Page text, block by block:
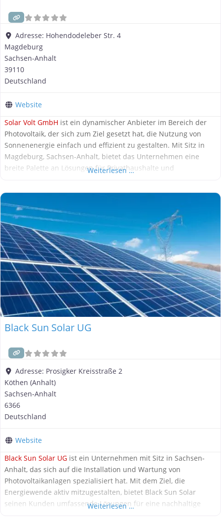
Adresse: Hohendodeleber Str. 4
Magdeburg
Sachsen-Anhalt
39110
Deutschland
Website
Solar Volt GmbH ist ein dynamischer Anbieter im Bereich der
Photovoltaik, der sich zum Ziel gesetzt hat, die Nutzung von
Sonnenenergie einfach und effizient zu gestalten. Mit Sitz in
Magdeburg, Sachsen-Anhalt, bietet das Unternehmen eine
breite Palette an Lösungen für Privathaushalte und
zu fördern. Was bietet Solar Volt? Komplettlösungen für
Photovoltaik: Solar Volt
Weiterlesen …
Black Sun Solar UG
Adresse: Prosigker Kreisstraße 2
Köthen (Anhalt)
Sachsen-Anhalt
6366
Deutschland
Website
Black Sun Solar UG ist ein Unternehmen mit Sitz in Sachsen-
Anhalt, das sich auf die Installation und Wartung von
Photovoltaikanlagen spezialisiert hat. Mit dem Ziel, die
Energiewende aktiv mitzugestalten, bietet Black Sun Solar
seinen Kunden umfassende Lösungen für eine nachhaltige
Weiterlesen …